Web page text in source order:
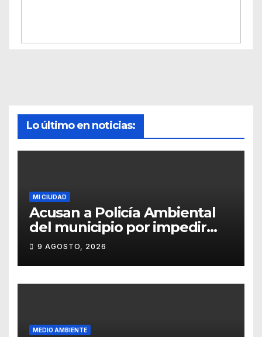
Lo último en noticias:
MI CIUDAD
Acusan a Policía Ambiental
del municipio por impedir
resguardo de cachorros
9 AGOSTO, 2026
MEDIO AMBIENTE